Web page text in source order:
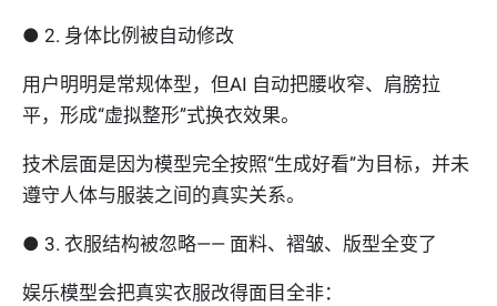
● 2. 身体比例被自动修改
用户明明是常规体型，但AI 自动把腰收窄、肩膀拉
平，形成“虚拟整形”式换衣效果。
技术层面是因为模型完全按照“生成好看”为目标，并未
遵守人体与服装之间的真实关系。
● 3. 衣服结构被忽略—— 面料、褶皱、版型全变了
娱乐模型会把真实衣服改得面目全非：